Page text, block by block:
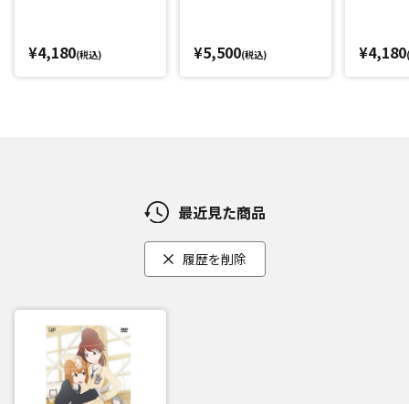
¥4,180(税込) ¥5,500(税込) ¥4,180
最近見た商品
履歴を削除